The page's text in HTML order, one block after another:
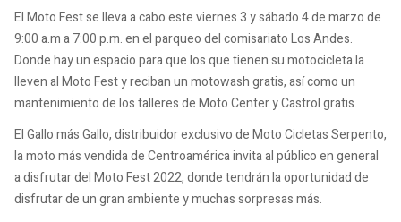
El Moto Fest se lleva a cabo este viernes 3 y sábado 4 de marzo de
9:00 a.m a 7:00 p.m. en el parqueo del comisariato Los Andes.
Donde hay un espacio para que los que tienen su motocicleta la
lleven al Moto Fest y reciban un motowash gratis, así como un
mantenimiento de los talleres de Moto Center y Castrol gratis.
El Gallo más Gallo, distribuidor exclusivo de Moto Cicletas Serpento,
la moto más vendida de Centroamérica invita al público en general
a disfrutar del Moto Fest 2022, donde tendrán la oportunidad de
disfrutar de un gran ambiente y muchas sorpresas más.